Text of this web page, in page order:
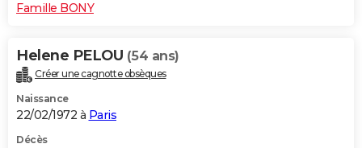
Famille BONY
Helene PELOU (54 ans)
Créer une cagnotte obsèques
Naissance
22/02/1972 à Paris
Décès